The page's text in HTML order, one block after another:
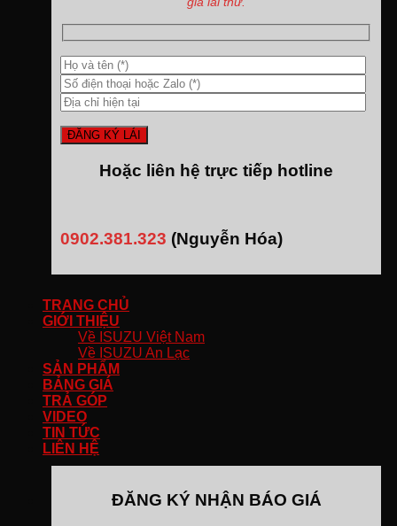
Hoặc liên hệ trực tiếp hotline
0902.381.323 (Nguyễn Hóa)
TRANG CHỦ
GIỚI THIỆU
Về ISUZU Việt Nam
Về ISUZU An Lạc
SẢN PHẨM
BẢNG GIÁ
TRẢ GÓP
VIDEO
TIN TỨC
LIÊN HỆ
ĐĂNG KÝ NHẬN BÁO GIÁ